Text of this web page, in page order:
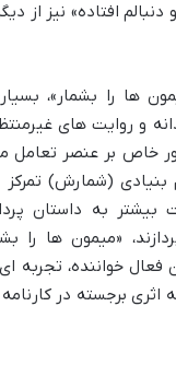
افتاده» نیز از
ها را بشمار»،
و روایت های
خاص بر عنصر تعامل
(شمارش) تمرکز
بیشتر به داستان
«میمون ها را
فعال خواننده، تجربه
اثری برجسته در